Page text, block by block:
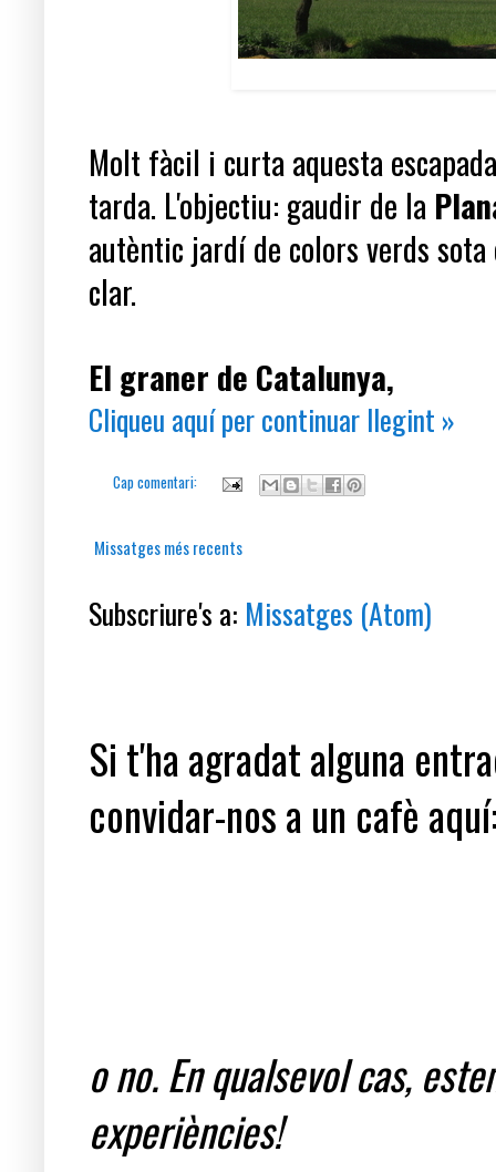
Molt fàcil i curta aquesta
tarda. L'objectiu: gaudir de la
autèntic jardí de colors verds
clar.
El graner de Catalunya,
Cliqueu aquí per continuar llegint »
Cap comentari:
Missatges més recents
Subscriure's a: Missatges (Atom)
Si t'ha agradat alguna
convidar-nos a un cafè
o no. En qualsevol cas,
experiències!